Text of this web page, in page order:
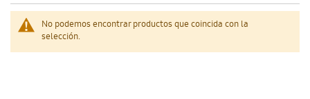
No podemos encontrar productos que coincida con la
selección.